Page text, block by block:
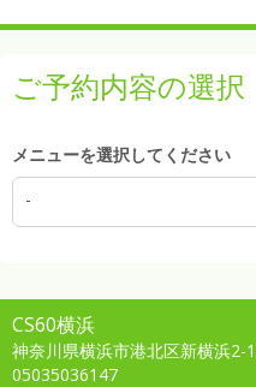
ご予約内容の選択
メニューを選択してください
-
CS60横浜
神奈川県横浜市港北区新横浜2-
05035036147